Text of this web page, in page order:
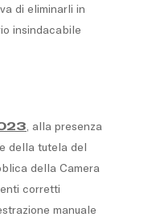
di eliminarli in
insindacabile
, alla presenza
della tutela del
della Camera
corretti
manuale